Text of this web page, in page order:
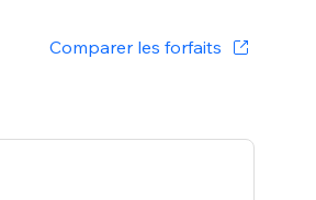
Comparer les forfaits